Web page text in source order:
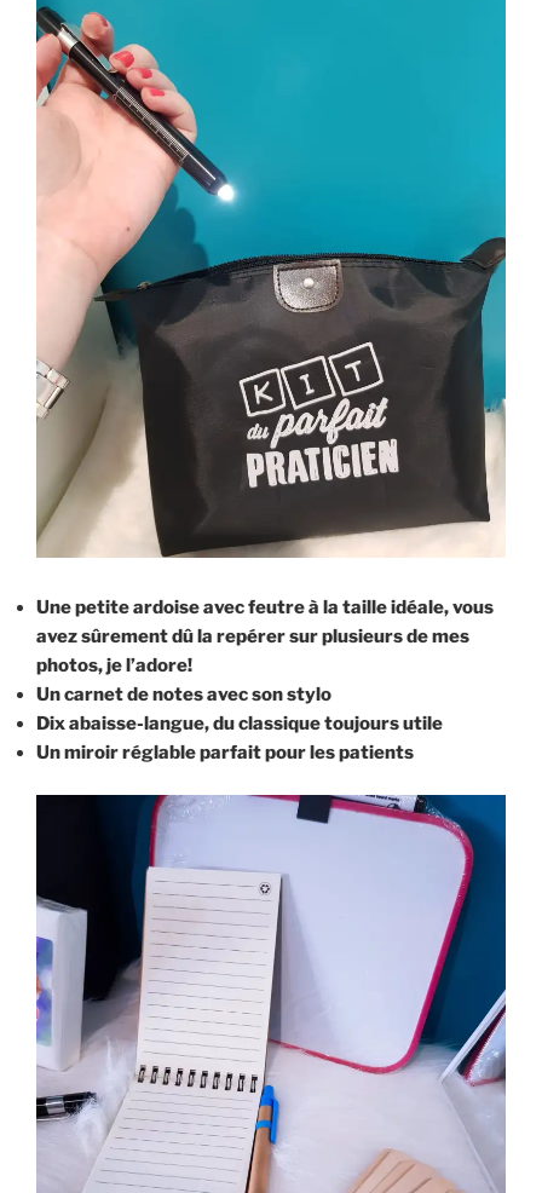
Une petite ardoise avec feutre à la taille idéale, vous
avez sûrement dû la repérer sur plusieurs de mes
photos, je l’adore!
Un carnet de notes avec son stylo
Dix abaisse-langue, du classique toujours utile
Un miroir réglable parfait pour les patients